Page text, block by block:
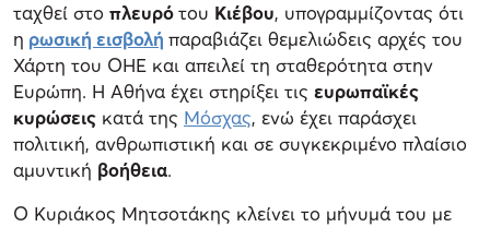
ταχθεί στο πλευρότου Κιέβου, υπογραμμίζοντας ότι
η ρωσική εισβολή παραβιάζει θεμελιώδεις αρχές του
Χάρτη του ΟΗΕ και απειλεί τη σταθερότητα στην
Ευρώπη. Η Αθήνα έχει στηρίξει τις ευρωπαϊκές
κυρώσεις κατά της Μόσχας, ενώ έχει παράσχει
πολιτική, ανθρωπιστική και σε συγκεκριμένο πλαίσιο
αμυντική βοήθεια.
Ο Κυριάκος Μητσοτάκης κλείνει το μήνυμά του με